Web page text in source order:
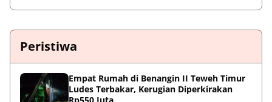
Peristiwa
Empat Rumah di Benangin II Teweh Timur
Ludes Terbakar, Kerugian Diperkirakan